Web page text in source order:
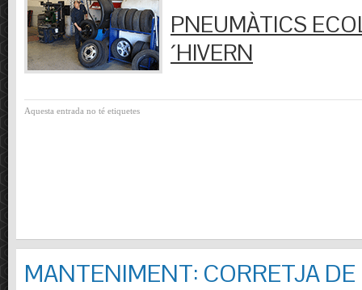
PNEUMÀTICS
´HIVERN
Aquesta entrada no té etiquetes
MANTENIMENT: CORRETJA